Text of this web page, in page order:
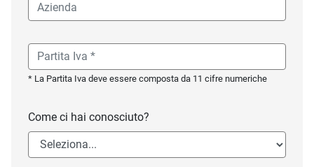
* La Partita Iva deve essere composta da 11 cifre numeriche
Come ci hai conosciuto?